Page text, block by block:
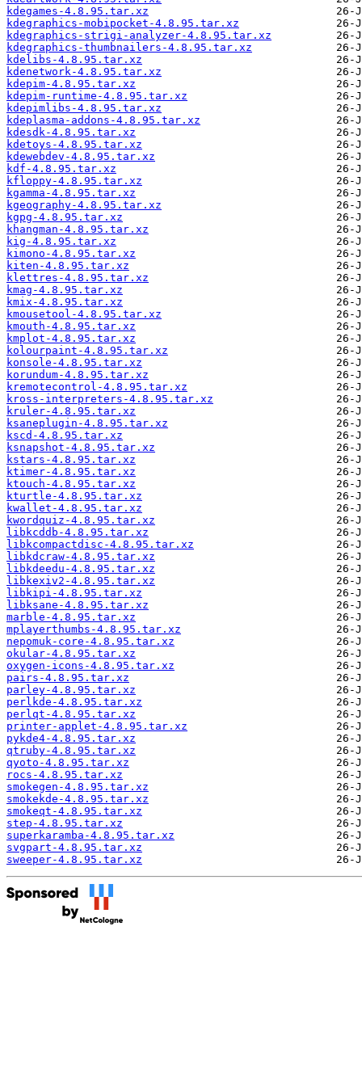
kdegames-4.8.95.tar.xz
kdegraphics-mobipocket-4.8.95.tar.xz
kdegraphics-strigi-analyzer-4.8.95.tar.xz
kdegraphics-thumbnailers-4.8.95.tar.xz
kdelibs-4.8.95.tar.xz
kdenetwork-4.8.95.tar.xz
kdepim-4.8.95.tar.xz
kdepim-runtime-4.8.95.tar.xz
kdepimlibs-4.8.95.tar.xz
kdeplasma-addons-4.8.95.tar.xz
kdesdk-4.8.95.tar.xz
kdetoys-4.8.95.tar.xz
kdewebdev-4.8.95.tar.xz
kdf-4.8.95.tar.xz
kfloppy-4.8.95.tar.xz
kgamma-4.8.95.tar.xz
kgeography-4.8.95.tar.xz
kgpg-4.8.95.tar.xz
khangman-4.8.95.tar.xz
kig-4.8.95.tar.xz
kimono-4.8.95.tar.xz
kiten-4.8.95.tar.xz
klettres-4.8.95.tar.xz
kmag-4.8.95.tar.xz
kmix-4.8.95.tar.xz
kmousetool-4.8.95.tar.xz
kmouth-4.8.95.tar.xz
kmplot-4.8.95.tar.xz
kolourpaint-4.8.95.tar.xz
konsole-4.8.95.tar.xz
korundum-4.8.95.tar.xz
kremotecontrol-4.8.95.tar.xz
kross-interpreters-4.8.95.tar.xz
kruler-4.8.95.tar.xz
ksaneplugin-4.8.95.tar.xz
kscd-4.8.95.tar.xz
ksnapshot-4.8.95.tar.xz
kstars-4.8.95.tar.xz
ktimer-4.8.95.tar.xz
ktouch-4.8.95.tar.xz
kturtle-4.8.95.tar.xz
kwallet-4.8.95.tar.xz
kwordquiz-4.8.95.tar.xz
libkcddb-4.8.95.tar.xz
libkcompactdisc-4.8.95.tar.xz
libkdcraw-4.8.95.tar.xz
libkdeedu-4.8.95.tar.xz
libkexiv2-4.8.95.tar.xz
libkipi-4.8.95.tar.xz
libksane-4.8.95.tar.xz
marble-4.8.95.tar.xz
mplayerthumbs-4.8.95.tar.xz
nepomuk-core-4.8.95.tar.xz
okular-4.8.95.tar.xz
oxygen-icons-4.8.95.tar.xz
pairs-4.8.95.tar.xz
parley-4.8.95.tar.xz
perlkde-4.8.95.tar.xz
perlqt-4.8.95.tar.xz
printer-applet-4.8.95.tar.xz
pykde4-4.8.95.tar.xz
qtruby-4.8.95.tar.xz
qyoto-4.8.95.tar.xz
rocs-4.8.95.tar.xz
smokegen-4.8.95.tar.xz
smokekde-4.8.95.tar.xz
smokeqt-4.8.95.tar.xz
step-4.8.95.tar.xz
superkaramba-4.8.95.tar.xz
svgpart-4.8.95.tar.xz
sweeper-4.8.95.tar.xz